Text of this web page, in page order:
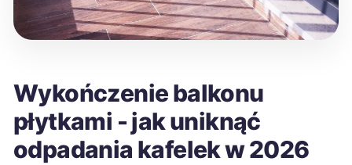
Wykończenie balkonu
płytkami - jak uniknąć
odpadania kafelek w 2026